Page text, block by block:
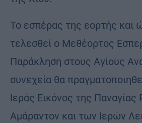
Το εσπέρας της εορτής και
τελεσθεί ο Μεθέορτος
Παράκληση στους Αγίους
συνεχεία θα
Ιεράς Εικόνος της Παναγίας
Αμάραντον και των Ιερών